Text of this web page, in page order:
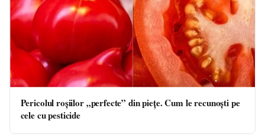
Pericolul roșiilor „perfecte” din piețe. Cum le recunoști pe
cele cu pesticide